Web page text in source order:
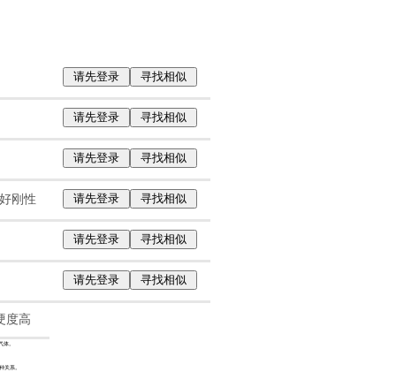
请先登录 寻找相似
请先登录 寻找相似
请先登录 寻找相似
刚性 请先登录 寻找相似
请先登录 寻找相似
请先登录 寻找相似
度高
体。
关系。